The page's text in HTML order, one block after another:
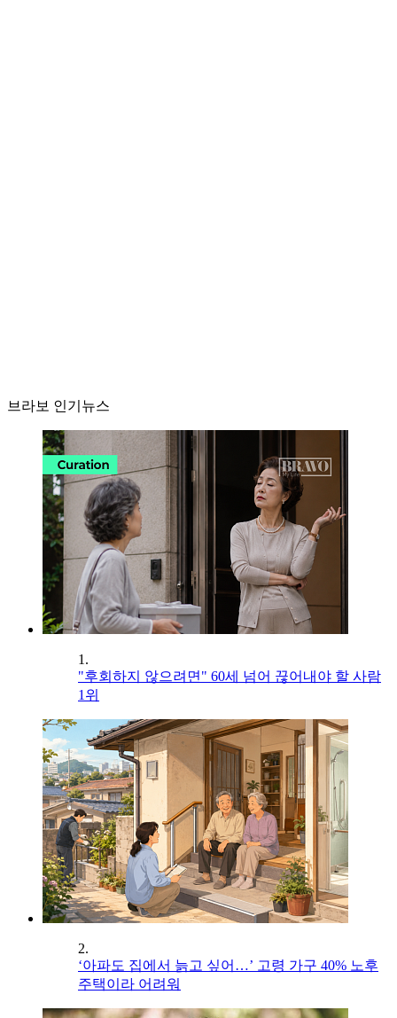
브라보 인기뉴스
1.
"후회하지 않으려면" 60세 넘어 끊어내야 할 사람
1위
2.
‘아파도 집에서 늙고 싶어…’ 고령 가구 40% 노후
주택이라 어려워